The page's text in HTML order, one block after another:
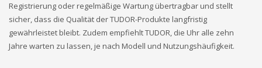
Registrierung oder regelmäßige Wartung übertragbar und stellt
sicher, dass die Qualität der TUDOR-Produkte langfristig
gewährleistet bleibt. Zudem empfiehlt TUDOR, die Uhr alle zehn
Jahre warten zu lassen, je nach Modell und Nutzungshäufigkeit.